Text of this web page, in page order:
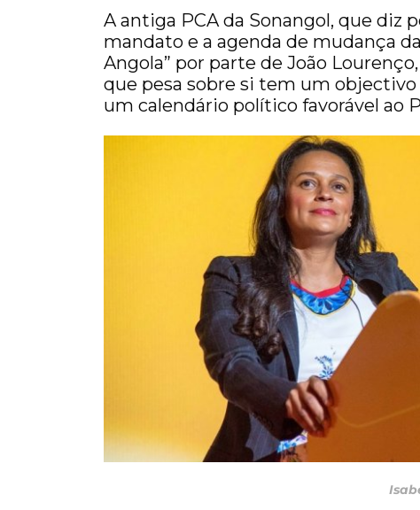
A antiga PCA da Sonangol, que diz
mandato e a agenda de mudança
Angola” por parte de João
que pesa sobre si tem um
um calendário político favorável ao
Isabel dos Santos,